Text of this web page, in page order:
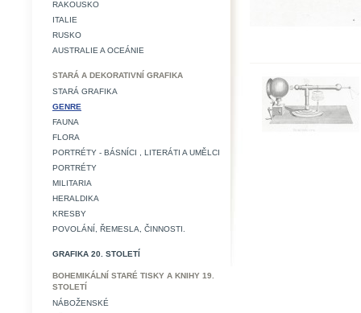
RAKOUSKO
ITALIE
RUSKO
AUSTRALIE A OCEÁNIE
STARÁ A DEKORATIVNÍ GRAFIKA
STARÁ GRAFIKA
GENRE
FAUNA
FLORA
PORTRÉTY - BÁSNÍCI , LITERÁTI A UMĚLCI
PORTRÉTY
MILITARIA
HERALDIKA
KRESBY
POVOLÁNÍ, ŘEMESLA, ČINNOSTI.
GRAFIKA 20. STOLETÍ
BOHEMIKÁLNÍ STARÉ TISKY A KNIHY 19.
STOLETÍ
NÁBOŽENSKÉ